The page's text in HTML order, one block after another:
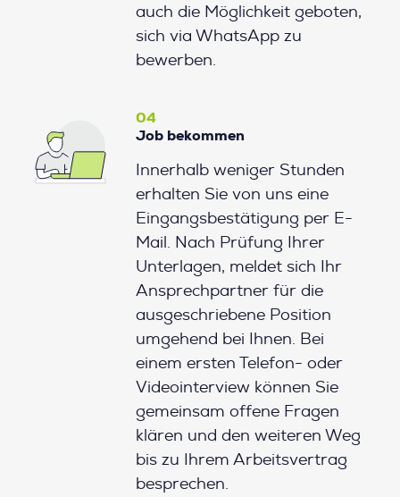
auch die Möglichkeit geboten,
sich via WhatsApp zu
bewerben.
04
Job bekommen
Innerhalb weniger Stunden
erhalten Sie von uns eine
Eingangsbestätigung per E-
Mail. Nach Prüfung Ihrer
Unterlagen, meldet sich Ihr
Ansprechpartner für die
ausgeschriebene Position
umgehend bei Ihnen. Bei
einem ersten Telefon- oder
Videointerview können Sie
gemeinsam offene Fragen
klären und den weiteren Weg
bis zu Ihrem Arbeitsvertrag
besprechen.